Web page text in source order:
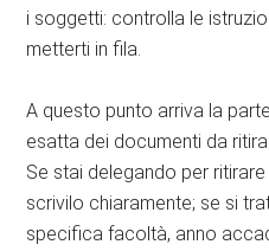
i soggetti: controlla le
metterti in fila.
A questo punto arriva la
esatta dei documenti da
Se stai delegando per
scrivilo chiaramente; se si
specifica facoltà, anno